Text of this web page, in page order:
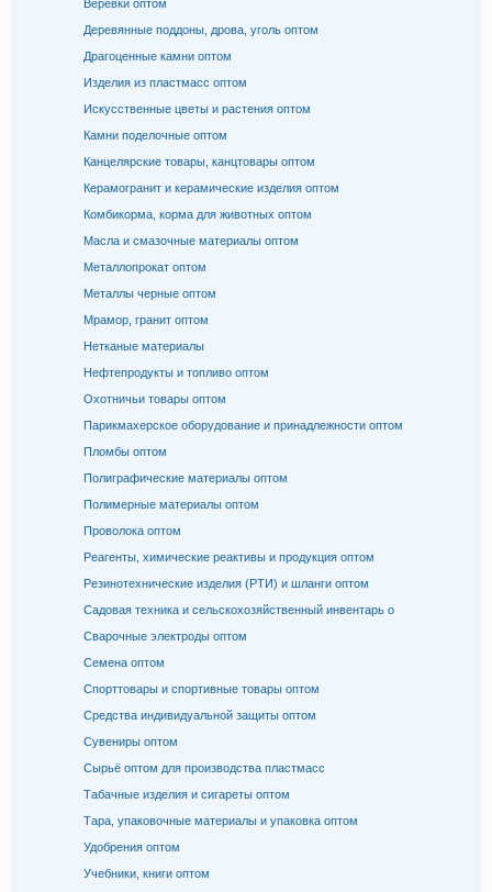
Веревки оптом
Деревянные поддоны, дрова, уголь оптом
Драгоценные камни оптом
Изделия из пластмасс оптом
Искусственные цветы и растения оптом
Камни поделочные оптом
Канцелярские товары, канцтовары оптом
Керамогранит и керамические изделия оптом
Комбикорма, корма для животных оптом
Масла и смазочные материалы оптом
Металлопрокат оптом
Металлы черные оптом
Мрамор, гранит оптом
Нетканые материалы
Нефтепродукты и топливо оптом
Охотничьи товары оптом
Парикмахерское оборудование и принадлежности оптом
Пломбы оптом
Полиграфические материалы оптом
Полимерные материалы оптом
Проволока оптом
Реагенты, химические реактивы и продукция оптом
Резинотехнические изделия (РТИ) и шланги оптом
Садовая техника и сельскохозяйственный инвентарь о
Сварочные электроды оптом
Семена оптом
Спорттовары и спортивные товары оптом
Средства индивидуальной защиты оптом
Сувениры оптом
Сырьё оптом для производства пластмасс
Табачные изделия и сигареты оптом
Тара, упаковочные материалы и упаковка оптом
Удобрения оптом
Учебники, книги оптом